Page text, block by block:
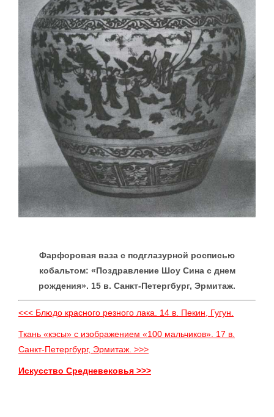
Фарфоровая ваза с подглазурной росписью
кобальтом: «Поздравление Шоу Сина с днем
рождения». 15 в. Санкт-Петергбург, Эрмитаж.
<<< Блюдо красного резного лака. 14 в. Пекин, Гугун.
Ткань «кэсы» с изображением «100 мальчиков». 17 в.
Санкт-Петергбург, Эрмитаж. >>>
Искусство Средневековья >>>